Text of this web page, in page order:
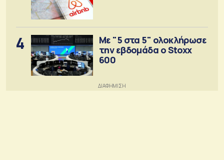
4
Με "5 στα 5" ολοκλήρωσε
την εβδομάδα ο Stoxx
600